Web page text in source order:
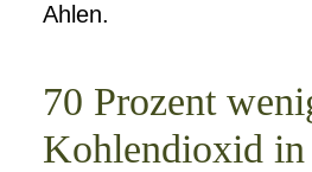
Ahlen.
70 Prozent
Kohlendioxid in